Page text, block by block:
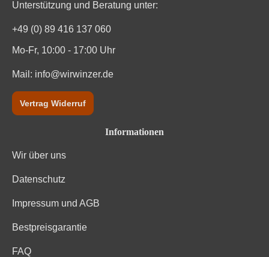
Unterstützung und Beratung unter:
+49 (0) 89 416 137 060
Mo-Fr, 10:00 - 17:00 Uhr
Mail: info@wirwinzer.de
Vertrag Widerruf
Informationen
Wir über uns
Datenschutz
Impressum und AGB
Bestpreisgarantie
FAQ